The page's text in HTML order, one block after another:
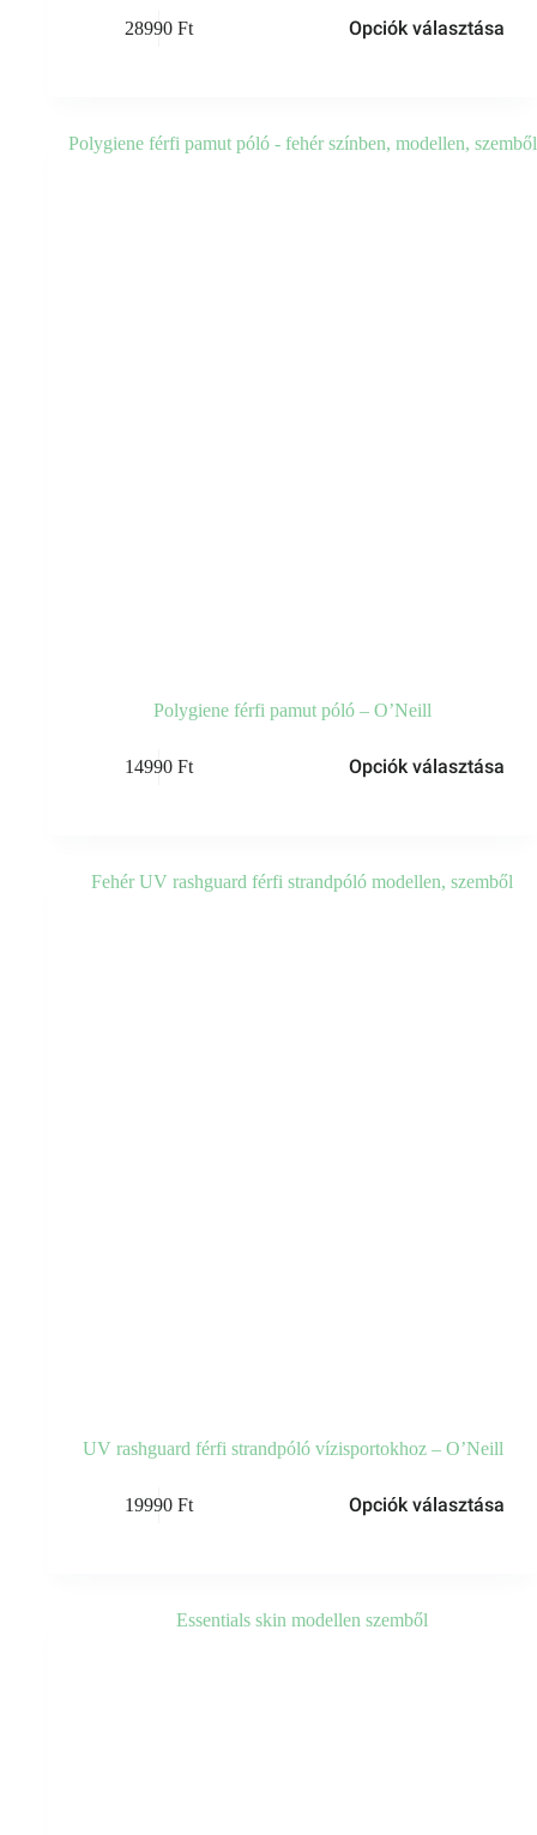
28990 Ft Opciók választása
Polygiene férfi pamut póló – O’Neill
14990 Ft Opciók választása
UV rashguard férfi strandpóló vízisportokhoz – O’Neill
19990 Ft Opciók választása